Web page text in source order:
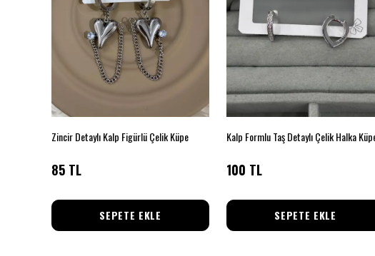
Zincir Detaylı Kalp Figürlü Çelik Küpe
85 TL
SEPETE EKLE
Kalp Formlu Taş Detaylı Çelik Halka
100 TL
SEPETE EKLE